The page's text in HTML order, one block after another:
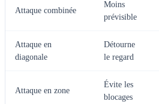
Attaque combinée
Moins
prévisible
Attaque en
diagonale
Détourne
le regard
Attaque en zone
Évite les
blocages